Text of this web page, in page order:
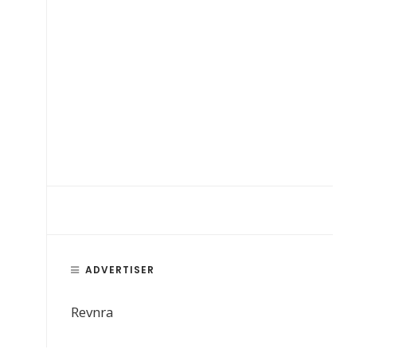
ADVERTISER
Revnra